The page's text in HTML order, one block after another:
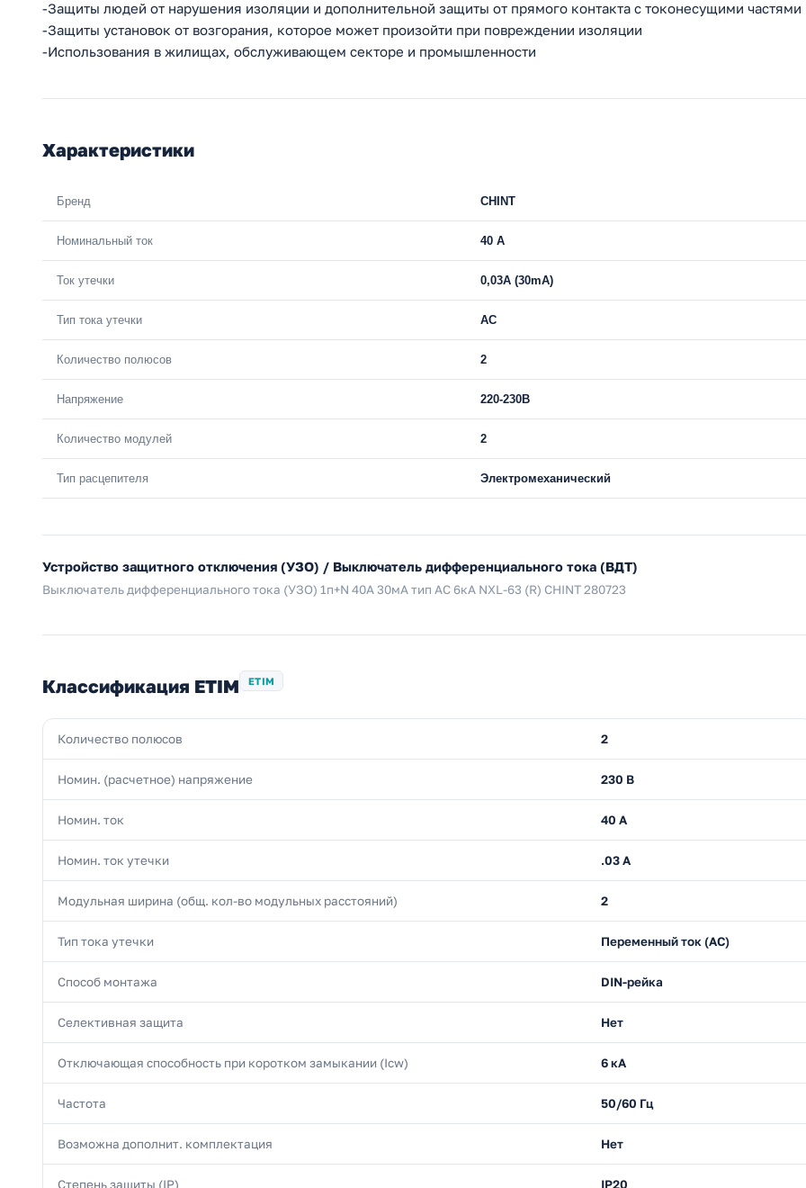
-Защиты людей от нарушения изоляции и дополнительной защиты от прямого контакта с токонесущими частями
-Защиты установок от возгорания, которое может произойти при повреждении изоляции
-Использования в жилищах, обслуживающем секторе и промышленности
Характеристики
Бренд CHINT
Номинальный ток 40 A
Ток утечки 0,03A (30mA)
Тип тока утечки AC
Количество полюсов 2
Напряжение 220-230В
Количество модулей 2
Тип расцепителя Электромеханический
Устройство защитного отключения (УЗО) / Выключатель дифференциального тока (ВДТ)
Выключатель дифференциального тока (УЗО) 1п+N 40А 30мА тип AC 6кА NXL-63 (R) CHINT 280723
Классификация ETIM ETIM
Количество полюсов 2
Номин. (расчетное) напряжение 230 В
Номин. ток 40 А
Номин. ток утечки .03 А
Модульная ширина (общ. кол-во модульных расстояний) 2
Тип тока утечки Переменный ток (AC)
Способ монтажа DIN-рейка
Селективная защита Нет
Отключающая способность при коротком замыкании (Icw) 6 кА
Частота 50/60 Гц
Возможна дополнит. комплектация Нет
Степень защиты (IP) IP20